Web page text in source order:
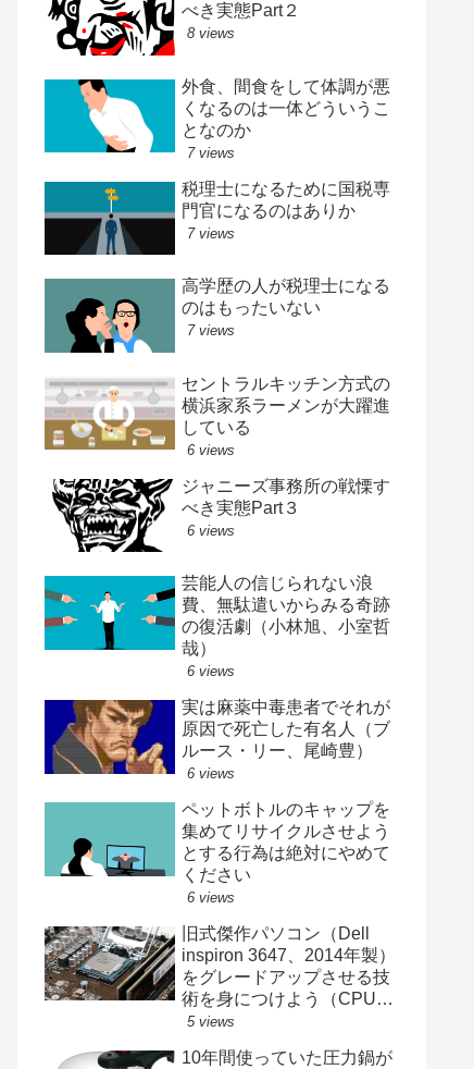
べき実態Part２
8 views
外食、間食をして体調が悪
くなるのは一体どういうこ
となのか
7 views
税理士になるために国税専
門官になるのはありか
7 views
高学歴の人が税理士になる
のはもったいない
7 views
セントラルキッチン方式の
横浜家系ラーメンが大躍進
している
6 views
ジャニーズ事務所の戦慄す
べき実態Part３
6 views
芸能人の信じられない浪
費、無駄遣いからみる奇跡
の復活劇（小林旭、小室哲
哉）
6 views
実は麻薬中毒患者でそれが
原因で死亡した有名人（ブ
ルース・リー、尾崎豊）
6 views
ペットボトルのキャップを
集めてリサイクルさせよう
とする行為は絶対にやめて
ください
6 views
旧式傑作パソコン（Dell
inspiron 3647、2014年製）
をグレードアップさせる技
術を身につけよう（CPU、
メモリ、SSD交換記録）
5 views
10年間使っていた圧力鍋が